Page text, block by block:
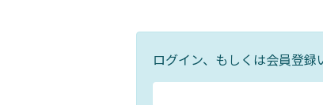
ログイン、もしくは会員登録